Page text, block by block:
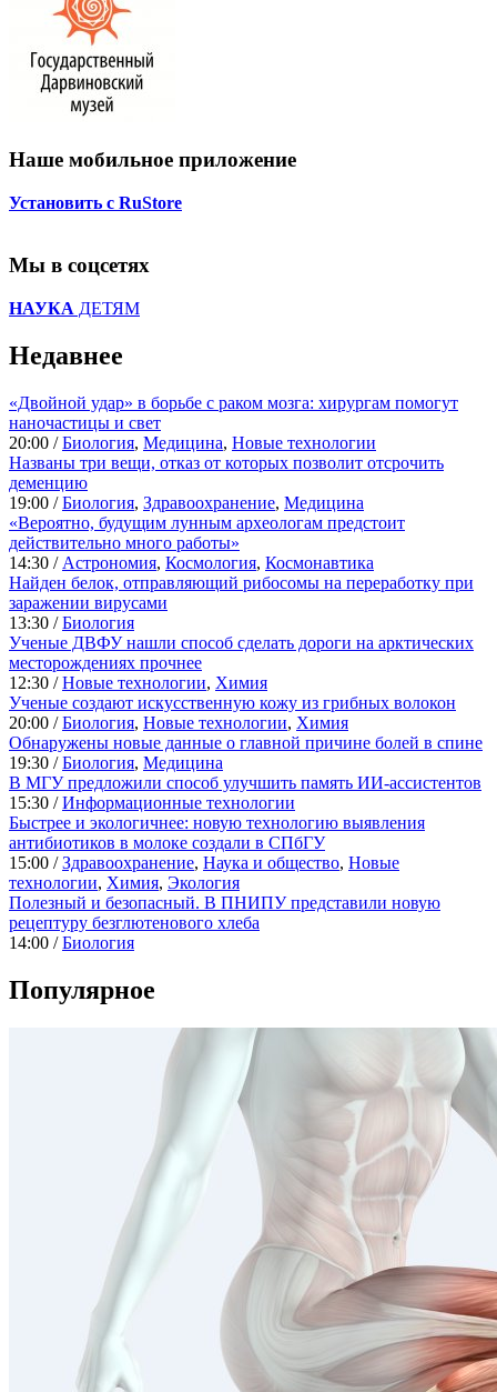
Наше мобильное приложение
Установить с RuStore
Мы в соцсетях
НАУКА ДЕТЯМ
Недавнее
«Двойной удар» в борьбе с раком мозга: хирургам помогут
наночастицы и свет
20:00 /Биология, Медицина, Новые технологии
Названы три вещи, отказ от которых позволит отсрочить
деменцию
19:00 /Биология, Здравоохранение, Медицина
«Вероятно, будущим лунным археологам предстоит
действительно много работы»
14:30 / Астрономия, Космология, Космонавтика
Найден белок, отправляющий рибосомы на переработку при
заражении вирусами
13:30 /Биология
Ученые ДВФУ нашли способ сделать дороги на арктических
месторождениях прочнее
12:30 /Новые технологии, Химия
Ученые создают искусственную кожу из грибных волокон
20:00 /Биология, Новые технологии, Химия
Обнаружены новые данные о главной причине болей в спине
19:30 /Биология, Медицина
В МГУ предложили способ улучшить память ИИ-ассистентов
15:30 /Информационные технологии
Быстрее и экологичнее: новую технологию выявления
антибиотиков в молоке создали в СПбГУ
15:00 /Здравоохранение, Наука и общество, Новые
технологии, Химия, Экология
Полезный и безопасный. В ПНИПУ представили новую
рецептуру безглютенового хлеба
14:00 /Биология
Популярное